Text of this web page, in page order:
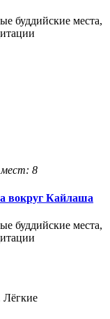
буддийские места,
8
вокруг Кайлаша
буддийские места,